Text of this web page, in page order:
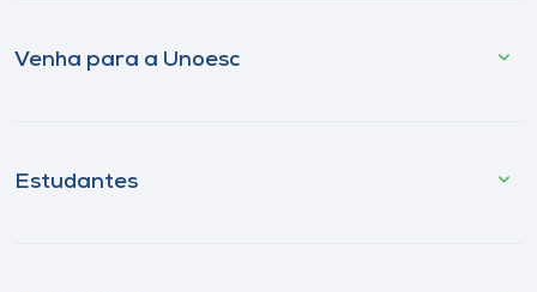
Venha para a Unoesc
Estudantes